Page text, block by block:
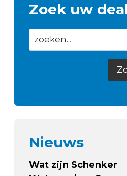
Zoek uw
Nieuws
Wat zijn Schenker